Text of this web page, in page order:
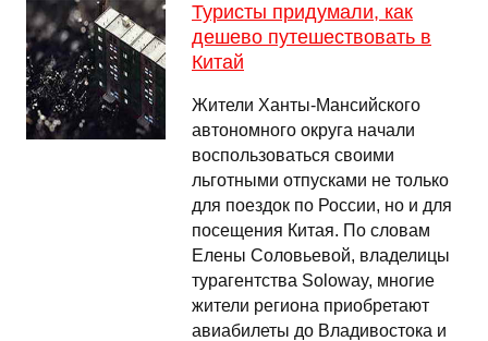
Туристы придумали, как
дешево путешествовать в
Китай
Жители Ханты-Мансийского
автономного округа начали
воспользоваться своими
льготными отпусками не только
для поездок по России, но и для
посещения Китая. По словам
Елены Соловьевой, владелицы
турагентства Soloway, многие
жители региона приобретают
авиабилеты до Владивостока и